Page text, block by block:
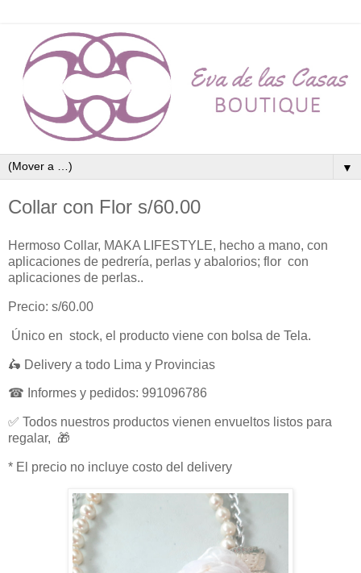
▼
Collar con Flor s/60.00
Hermoso Collar, MAKA LIFESTYLE, hecho a mano, con
aplicaciones de pedrería, perlas y abalorios; flor con
aplicaciones de perlas..
Precio: s/60.00
Único en stock, el producto viene con bolsa de Tela.
🛵 Delivery a todo Lima y Provincias
☎ Informes y pedidos: 991096786
✅ Todos nuestros productos vienen envueltos listos para
regalar, 🎁
* El precio no incluye costo del delivery